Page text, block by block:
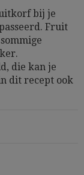
bij je
Fruit
die kan je
dit recept ook